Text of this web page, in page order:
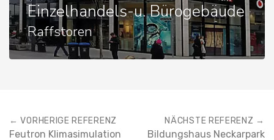
Einzelhandels-u. Bürogebäude
Raffstoren
← VORHERIGE REFERENZ
Feutron Klimasimulation
NÄCHSTE REFERENZ →
Bildungshaus Neckarpark